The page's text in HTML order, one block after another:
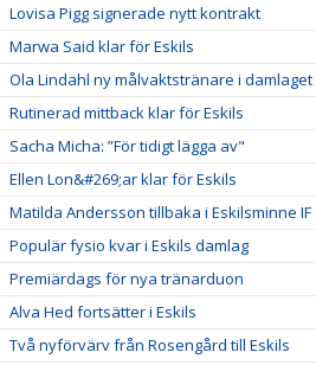
Lovisa Pigg signerade nytt kontrakt
Marwa Said klar för Eskils
Ola Lindahl ny målvaktstränare i damlaget
Rutinerad mittback klar för Eskils
Sacha Micha: ”För tidigt lägga av"
Ellen Lon&#269;ar klar för Eskils
Matilda Andersson tillbaka i Eskilsminne IF
Populär fysio kvar i Eskils damlag
Premiärdags för nya tränarduon
Alva Hed fortsätter i Eskils
Två nyförvärv från Rosengård till Eskils